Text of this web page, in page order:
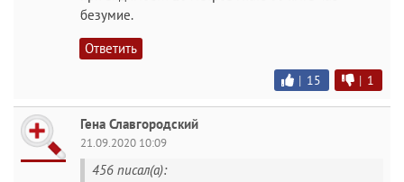
безумие.
Ответить
| 15 | 1
Гена Славгородский
21.09.2020 10:09
456 писал(а):